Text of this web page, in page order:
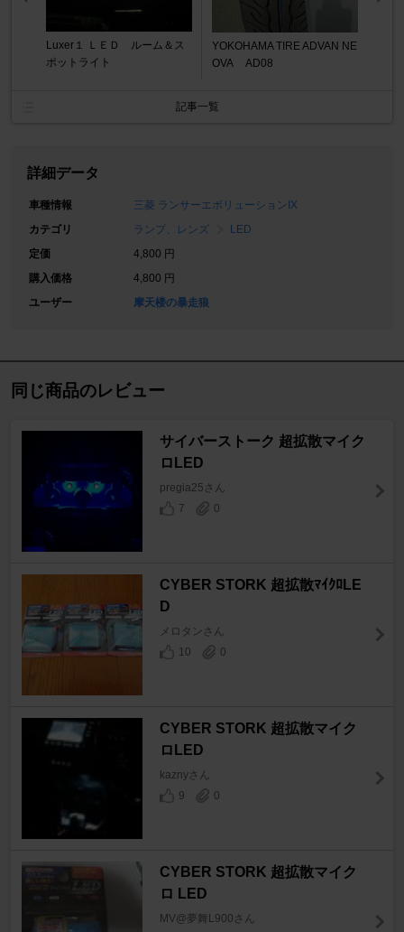
Luxer１ ＬＥＤ ルーム＆ス
ポットライト
YOKOHAMA TIRE ADVAN NE
OVA AD08
記事一覧
詳細データ
車種情報
三菱 ランサーエボリューションIX
カテゴリ
ランプ、レンズ
LED
定価
4,800 円
購入価格
4,800 円
ユーザー
摩天楼の暴走狼
同じ商品のレビュー
サイバーストーク 超拡散マイク
ロLED
pregia25さん
7
0
CYBER STORK 超拡散ﾏｲｸﾛLE
D
メロタンさん
10
0
CYBER STORK 超拡散マイク
ロLED
kaznyさん
9
0
CYBER STORK 超拡散マイク
ロ LED
MV@夢舞L900さん